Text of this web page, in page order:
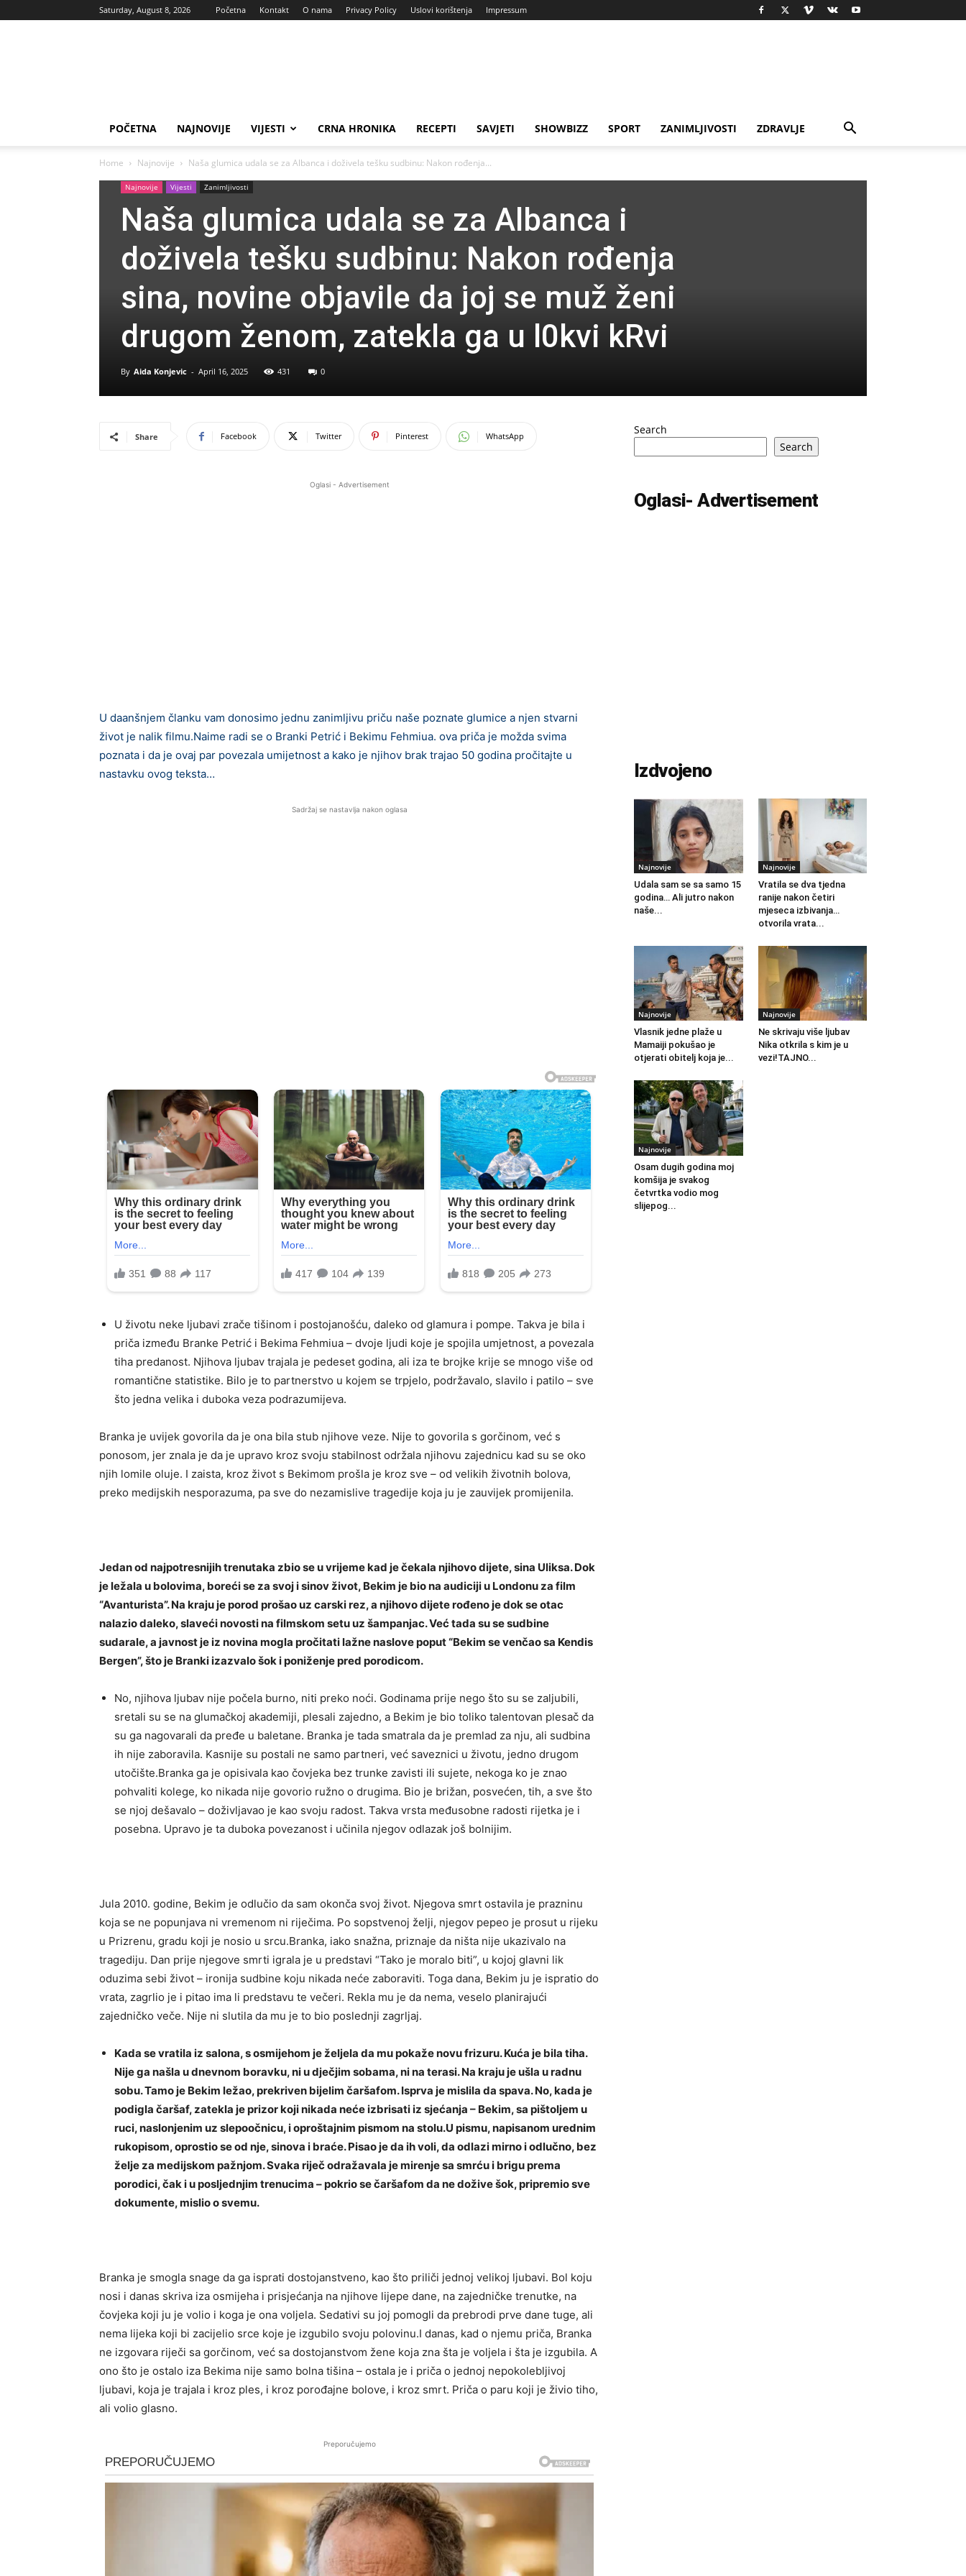
Saturday, August 8, 2026 Početna Kontakt O nama Privacy Policy Uslovi korištenja Impressum
POČETNA NAJNOVIJE VIJESTI CRNA HRONIKA RECEPTI SAVJETI SHOWBIZZ SPORT ZANIMLJIVOSTI ZDRAVLJE
Home Najnovije Naša glumica udala se za Albanca i doživela tešku sudbinu: Nakon rođenja...
Najnovije Vijesti Zanimljivosti
Naša glumica udala se za Albanca i
doživela tešku sudbinu: Nakon rođenja
sina, novine objavile da joj se muž ženi
drugom ženom, zatekla ga u l0kvi kRvi
By Aida Konjevic - April 16, 2025 431 0
Share Facebook Twitter Pinterest WhatsApp
Oglasi - Advertisement
U daanšnjem članku vam donosimo jednu zanimljivu priču naše poznate glumice a njen stvarni
život je nalik filmu.Naime radi se o Branki Petrić i Bekimu Fehmiua. ova priča je možda svima
poznata i da je ovaj par povezala umijetnost a kako je njihov brak trajao 50 godina pročitajte u
nastavku ovog teksta…
Sadržaj se nastavlja nakon oglasa
U životu neke ljubavi zrače tišinom i postojanošću, daleko od glamura i pompe. Takva je bila i
priča između Branke Petrić i Bekima Fehmiua – dvoje ljudi koje je spojila umjetnost, a povezala
tiha predanost. Njihova ljubav trajala je pedeset godina, ali iza te brojke krije se mnogo više od
romantične statistike. Bilo je to partnerstvo u kojem se trpjelo, podržavalo, slavilo i patilo – sve
što jedna velika i duboka veza podrazumijeva.
Branka je uvijek govorila da je ona bila stub njihove veze. Nije to govorila s gorčinom, već s
ponosom, jer znala je da je upravo kroz svoju stabilnost održala njihovu zajednicu kad su se oko
njih lomile oluje. I zaista, kroz život s Bekimom prošla je kroz sve – od velikih životnih bolova,
preko medijskih nesporazuma, pa sve do nezamislive tragedije koja ju je zauvijek promijenila.
Jedan od najpotresnijih trenutaka zbio se u vrijeme kad je čekala njihovo dijete, sina Uliksa. Dok
je ležala u bolovima, boreći se za svoj i sinov život, Bekim je bio na audiciji u Londonu za film
“Avanturista”. Na kraju je porod prošao uz carski rez, a njihovo dijete rođeno je dok se otac
nalazio daleko, slaveći novosti na filmskom setu uz šampanjac. Već tada su se sudbine
sudarale, a javnost je iz novina mogla pročitati lažne naslove poput “Bekim se venčao sa Kendis
Bergen”, što je Branki izazvalo šok i poniženje pred porodicom.
No, njihova ljubav nije počela burno, niti preko noći. Godinama prije nego što su se zaljubili,
sretali su se na glumačkoj akademiji, plesali zajedno, a Bekim je bio toliko talentovan plesač da
su ga nagovarali da pređe u baletane. Branka je tada smatrala da je premlad za nju, ali sudbina
ih nije zaboravila. Kasnije su postali ne samo partneri, već saveznici u životu, jedno drugom
utočište.Branka ga je opisivala kao čovjeka bez trunke zavisti ili sujete, nekoga ko je znao
pohvaliti kolege, ko nikada nije govorio ružno o drugima. Bio je brižan, posvećen, tih, a sve što
se njoj dešavalo – doživljavao je kao svoju radost. Takva vrsta međusobne radosti rijetka je i
posebna. Upravo je ta duboka povezanost i učinila njegov odlazak još bolnijim.
Jula 2010. godine, Bekim je odlučio da sam okonča svoj život. Njegova smrt ostavila je prazninu
koja se ne popunjava ni vremenom ni riječima. Po sopstvenoj želji, njegov pepeo je prosut u rijeku
u Prizrenu, gradu koji je nosio u srcu.Branka, iako snažna, priznaje da ništa nije ukazivalo na
tragediju. Dan prije njegove smrti igrala je u predstavi “Tako je moralo biti”, u kojoj glavni lik
oduzima sebi život – ironija sudbine koju nikada neće zaboraviti. Toga dana, Bekim ju je ispratio do
vrata, zagrlio je i pitao ima li predstavu te večeri. Rekla mu je da nema, veselo planirajući
zajedničko veče. Nije ni slutila da mu je to bio poslednji zagrljaj.
Kada se vratila iz salona, s osmijehom je željela da mu pokaže novu frizuru. Kuća je bila tiha.
Nije ga našla u dnevnom boravku, ni u dječjim sobama, ni na terasi. Na kraju je ušla u radnu
sobu. Tamo je Bekim ležao, prekriven bijelim čaršafom. Isprva je mislila da spava. No, kada je
podigla čaršaf, zatekla je prizor koji nikada neće izbrisati iz sjećanja – Bekim, sa pištoljem u
ruci, naslonjenim uz slepoočnicu, i oproštajnim pismom na stolu.U pismu, napisanom urednim
rukopisom, oprostio se od nje, sinova i braće. Pisao je da ih voli, da odlazi mirno i odlučno, bez
želje za medijskom pažnjom. Svaka riječ odražavala je mirenje sa smrću i brigu prema
porodici, čak i u posljednjim trenucima – pokrio se čaršafom da ne dožive šok, pripremio sve
dokumente, mislio o svemu.
Branka je smogla snage da ga isprati dostojanstveno, kao što priliči jednoj velikoj ljubavi. Bol koju
nosi i danas skriva iza osmijeha i prisjećanja na njihove lijepe dane, na zajedničke trenutke, na
čovjeka koji ju je volio i koga je ona voljela. Sedativi su joj pomogli da prebrodi prve dane tuge, ali
nema lijeka koji bi zacijelio srce koje je izgubilo svoju polovinu.I danas, kad o njemu priča, Branka
ne izgovara riječi sa gorčinom, već sa dostojanstvom žene koja zna šta je voljela i šta je izgubila. A
ono što je ostalo iza Bekima nije samo bolna tišina – ostala je i priča o jednoj nepokolebljivoj
ljubavi, koja je trajala i kroz ples, i kroz porođajne bolove, i kroz smrt. Priča o paru koji je živio tiho,
ali volio glasno.
Preporučujemo
Search
Search
Oglasi- Advertisement
Izdvojeno
Najnovije
Udala sam se sa samo 15
godina… Ali jutro nakon
naše...
Najnovije
Vratila se dva tjedna
ranije nakon četiri
mjeseca izbivanja…
otvorila vrata...
Najnovije
Vlasnik jedne plaže u
Mamaiji pokušao je
otjerati obitelj koja je...
Najnovije
Ne skrivaju više ljubav
Nika otkrila s kim je u
vezi!TAJNO...
Najnovije
Osam dugih godina moj
komšija je svakog
četvrtka vodio mog
slijepog...